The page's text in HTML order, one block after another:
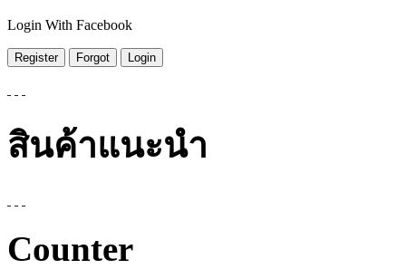
Login With Facebook
สินค้าแนะนำ
Counter